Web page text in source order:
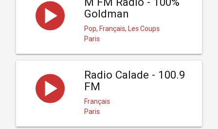
Goldman
Pop, Français, Les Coups
Paris
Radio Calade - 100.9
FM
Français
Paris